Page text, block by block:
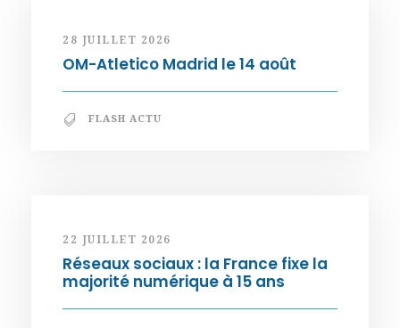
28 JUILLET 2026
OM-Atletico Madrid le 14 août
FLASH ACTU
22 JUILLET 2026
Réseaux sociaux : la France fixe la
majorité numérique à 15 ans